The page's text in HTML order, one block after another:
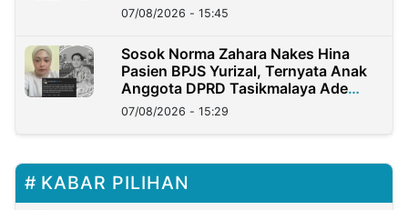
07/08/2026 - 15:45
Sosok Norma Zahara Nakes Hina
Pasien BPJS Yurizal, Ternyata Anak
Anggota DPRD Tasikmalaya Ade
Lukman
07/08/2026 - 15:29
KABAR PILIHAN